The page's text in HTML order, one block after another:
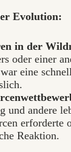
Evolution:
in der
oder einer
eine
und andere
erforderte
Reaktion.